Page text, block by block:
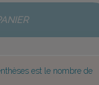
est le nombre de